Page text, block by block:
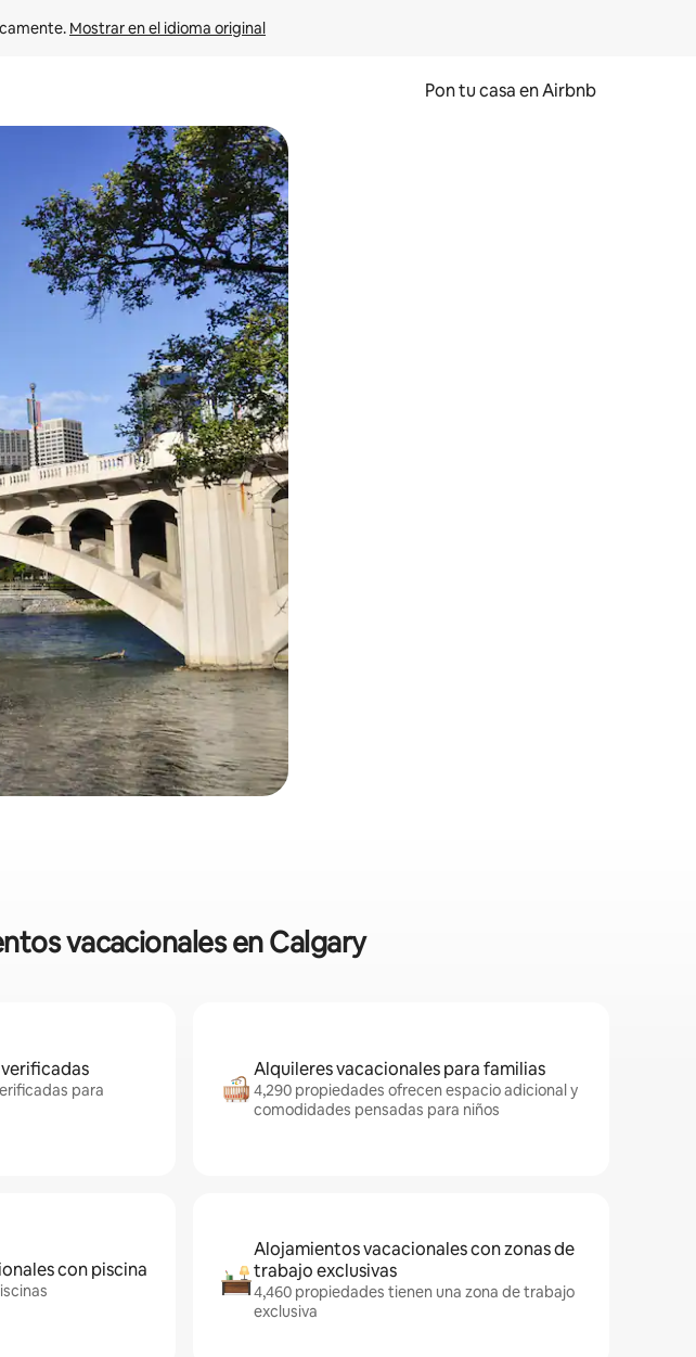
Mostrar en el idioma original
Pon tu casa en Airbnb
abajo o explora con el tacto o desliza el dedo.
vacacionales en Calgary
verificadas
para
Alquileres vacacionales para familias
4,290 propiedades ofrecen espacio adicional y
comodidades pensadas para niños
con piscina
Alojamientos vacacionales con zonas de
trabajo exclusivas
4,460 propiedades tienen una zona de trabajo
exclusiva